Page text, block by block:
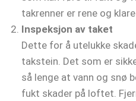
takrenner er rene og
Inspeksjon av taket
Dette for å utelukke
takstein. Det som er
så lenge at vann og snø
fukt skader på loftet.